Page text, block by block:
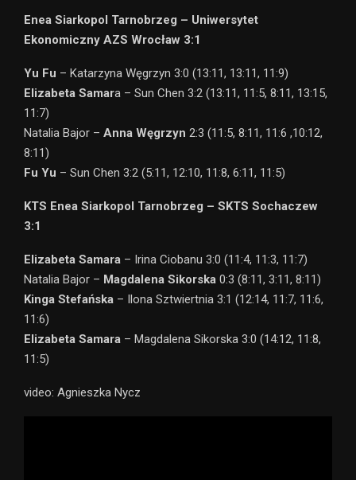
Enea Siarkopol Tarnobrzeg – Uniwersytet
Ekonomiczny AZS Wrocław 3:1
Yu Fu – Katarzyna Węgrzyn 3:0 (13:11, 13:11, 11:9)
Elizabeta Samara – Sun Chen 3:2 (13:11, 11:5, 8:11, 13:15,
11:7)
Natalia Bajor – Anna Węgrzyn 2:3 (11:5, 8:11, 11:6 ,10:12,
8:11)
Fu Yu – Sun Chen 3:2 (5:11, 12:10, 11:8, 6:11, 11:5)
KTS Enea Siarkopol Tarnobrzeg – SKTS Sochaczew
3:1
Elizabeta Samara – Irina Ciobanu 3:0 (11:4, 11:3, 11:7)
Natalia Bajor – Magdalena Sikorska 0:3 (8:11, 3:11, 8:11)
Kinga Stefańska – Ilona Sztwiertnia 3:1 (12:14, 11:7, 11:6,
11:6)
Elizabeta Samara – Magdalena Sikorska 3:0 (14:12, 11:8,
11:5)
video: Agnieszka Nycz